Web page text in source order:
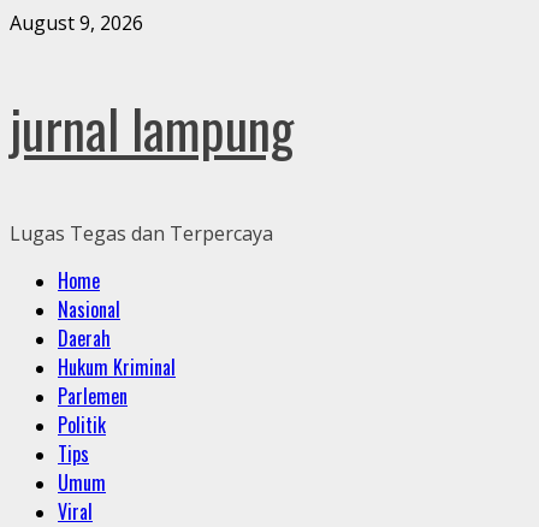
Skip
August 9, 2026
jurnal lampung
Lugas Tegas dan Terpercaya
Primary
Menu
Home
Nasional
Daerah
Hukum Kriminal
Parlemen
Politik
Tips
Umum
Viral